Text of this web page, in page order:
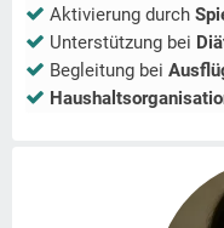
Aktivierung durch
Unterstützung bei
Begleitung bei